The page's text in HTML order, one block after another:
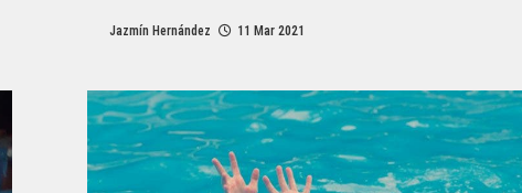
Jazmín Hernández 11 Mar 2021